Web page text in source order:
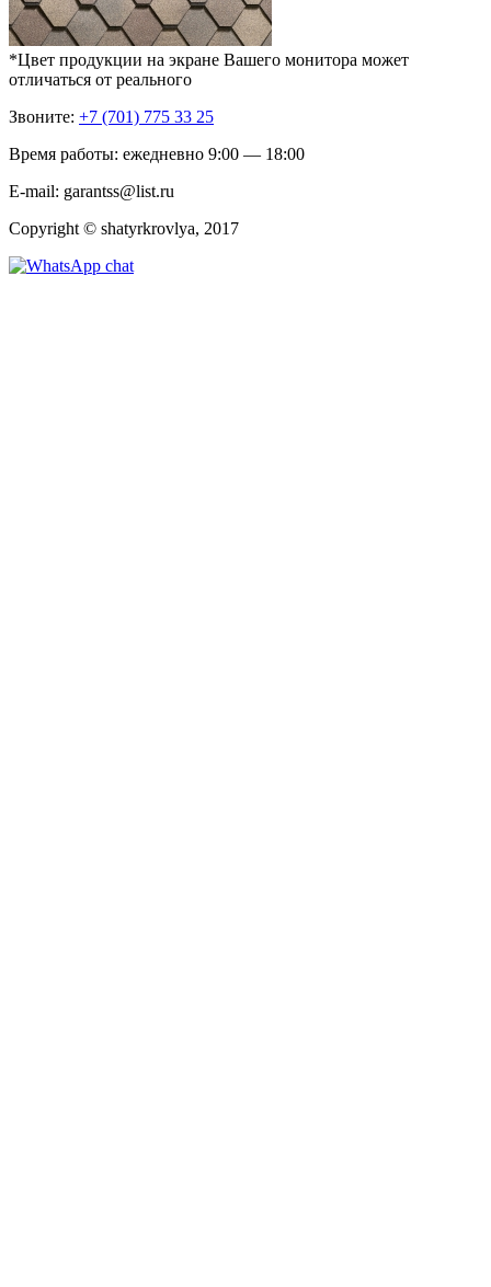
*Цвет продукции на экране Вашего монитора может
отличаться от реального
Звоните: +7 (701) 775 33 25
Время работы: ежедневно 9:00 — 18:00
E-mail: garantss@list.ru
Copyright © shatyrkrovlya, 2017